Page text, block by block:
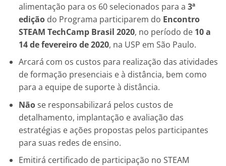
alimentação para os 60 selecionados para a 3ª
ediçãodo Programa participarem do Encontro
STEAM TechCamp Brasil 2020, no período de 10 a
14 de fevereiro de 2020, na USP em São Paulo.
Arcará com os custos para realização das atividades
de formação presenciais e à distância, bem como
para a equipe de suporte à distância.
Nãose responsabilizará pelos custos de
detalhamento, implantação e avaliação das
estratégias e ações propostas pelos participantes
para suas redes de ensino.
Emitirá certificado de participação no STEAM